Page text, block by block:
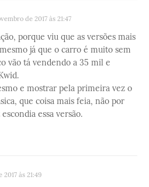
de 2017 às 21:47
porque viu que as versões mais
já que o carro é muito sem
vão tá vendendo a 35 mil e
e mostrar pela primeira vez o
que coisa mais feia, não por
essa versão.
às 21:49